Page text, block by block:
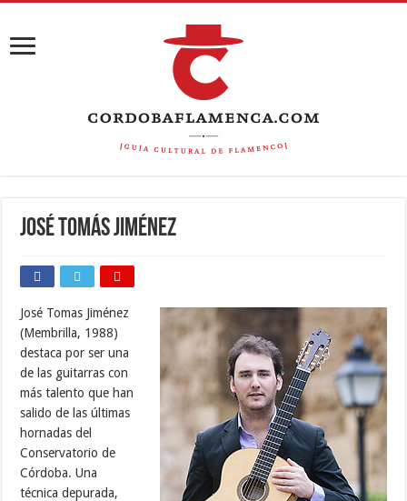
JOSÉ TOMÁS JIMÉNEZ
José Tomas Jiménez
(Membrilla, 1988)
destaca por ser una
de las guitarras con
más talento que han
salido de las últimas
hornadas del
Conservatorio de
Córdoba. Una
técnica depurada,